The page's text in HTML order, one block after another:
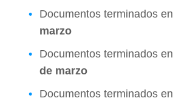
Documentos terminados en
marzo
Documentos terminados en
de marzo
Documentos terminados en